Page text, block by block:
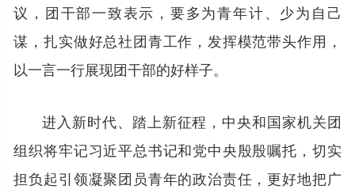
议，团干部一致表示，要多为青年计、少为自己
谋，扎实做好总社团青工作，发挥模范带头作用，
以一言一行展现团干部的好样子。
进入新时代、踏上新征程，中央和国家机关团
组织将牢记习近平总书记和党中央殷殷嘱托，切实
担负起引领凝聚团员青年的政治责任，更好地把广